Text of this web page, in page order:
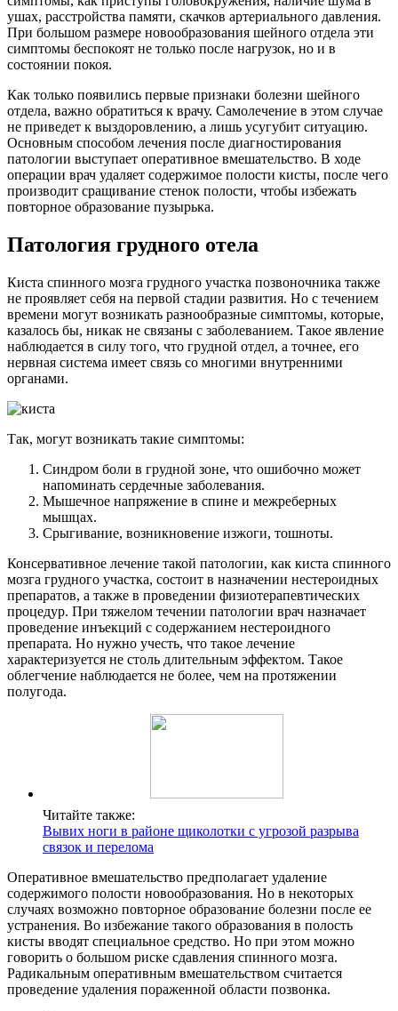
ушах, расстройства памяти, скачков артериального давления.
При большом размере новообразования шейного отдела эти
симптомы беспокоят не только после нагрузок, но и в
состоянии покоя.
Как только появились первые признаки болезни шейного
отдела, важно обратиться к врачу. Самолечение в этом случае
не приведет к выздоровлению, а лишь усугубит ситуацию.
Основным способом лечения после диагностирования
патологии выступает оперативное вмешательство. В ходе
операции врач удаляет содержимое полости кисты, после чего
производит сращивание стенок полости, чтобы избежать
повторное образование пузырька.
Патология грудного отела
Киста спинного мозга грудного участка позвоночника также
не проявляет себя на первой стадии развития. Но с течением
времени могут возникать разнообразные симптомы, которые,
казалось бы, никак не связаны с заболеванием. Такое явление
наблюдается в силу того, что грудной отдел, а точнее, его
нервная система имеет связь со многими внутренними
органами.
Так, могут возникать такие симптомы:
Синдром боли в грудной зоне, что ошибочно может
напоминать сердечные заболевания.
Мышечное напряжение в спине и межреберных
мышцах.
Срыгивание, возникновение изжоги, тошноты.
Консервативное лечение такой патологии, как киста спинного
мозга грудного участка, состоит в назначении нестероидных
препаратов, а также в проведении физиотерапевтических
процедур. При тяжелом течении патологии врач назначает
проведение инъекций с содержанием нестероидного
препарата. Но нужно учесть, что такое лечение
характеризуется не столь длительным эффектом. Такое
облегчение наблюдается не более, чем на протяжении
полугода.
Читайте также:
Вывих ноги в районе щиколотки с угрозой разрыва
связок и перелома
Оперативное вмешательство предполагает удаление
содержимого полости новообразования. Но в некоторых
случаях возможно повторное образование болезни после ее
устранения. Во избежание такого образования в полость
кисты вводят специальное средство. Но при этом можно
говорить о большом риске сдавления спинного мозга.
Радикальным оперативным вмешательством считается
проведение удаления пораженной области позвонка.